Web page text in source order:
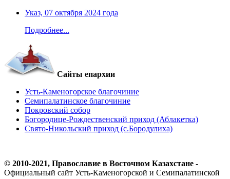
Указ, 07 октября 2024 года
Подробнее...
Сайты епархии
Усть-Каменогорское благочиние
Семипалатинское благочиние
Покровский собор
Богородице-Рождественский приход (Аблакетка)
Свято-Никольский приход (с.Бородулиха)
© 2010-2021, Православие в Восточном Казахстане -
Официальный сайт Усть-Каменогорской и Семипалатинской